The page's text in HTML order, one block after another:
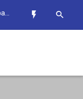
Регистрация